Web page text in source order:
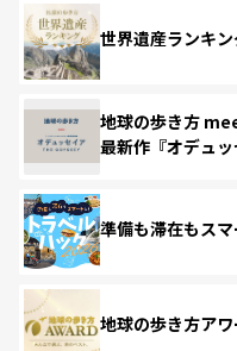
世界遺産ランキ
地球の歩き方
最新作『オデュッ
準備も滞在もス
地球の歩き方ア